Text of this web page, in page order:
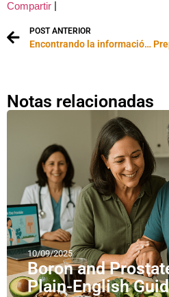
Compartir
POST ANTERIOR
Encontrando la información en casa
Notas relacionadas
10/09/2025
Boron and
Plain-English